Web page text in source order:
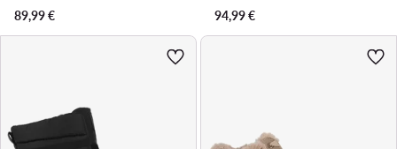
89,99€
94,99€